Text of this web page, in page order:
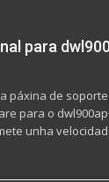
para
páxina de
para o
unha